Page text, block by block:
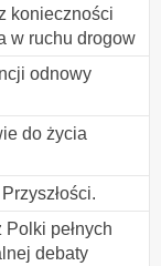
konieczności
w ruchu drogow
odnowy
do życia
pełnych
debaty